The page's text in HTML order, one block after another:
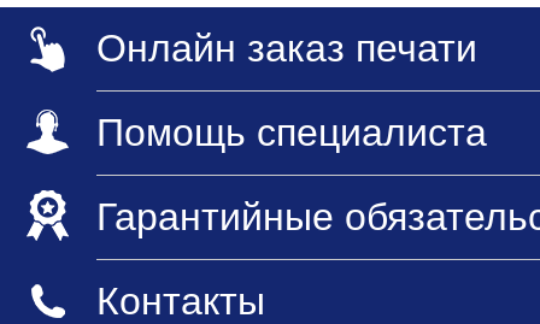
Онлайн заказ печати
Помощь специалиста
Гарантийные
Контакты